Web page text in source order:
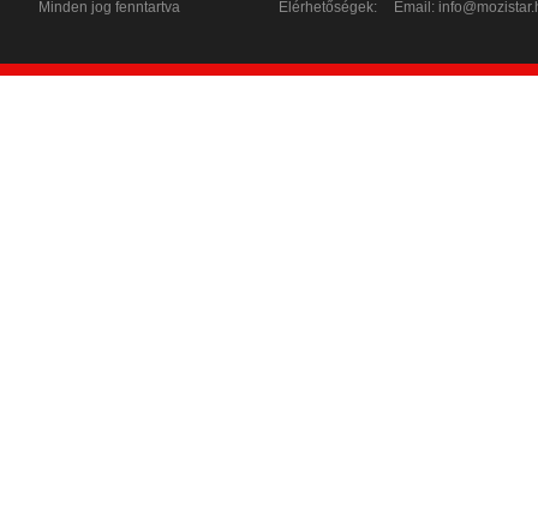
Minden jog fenntartva
Elérhetőségek:
Email: